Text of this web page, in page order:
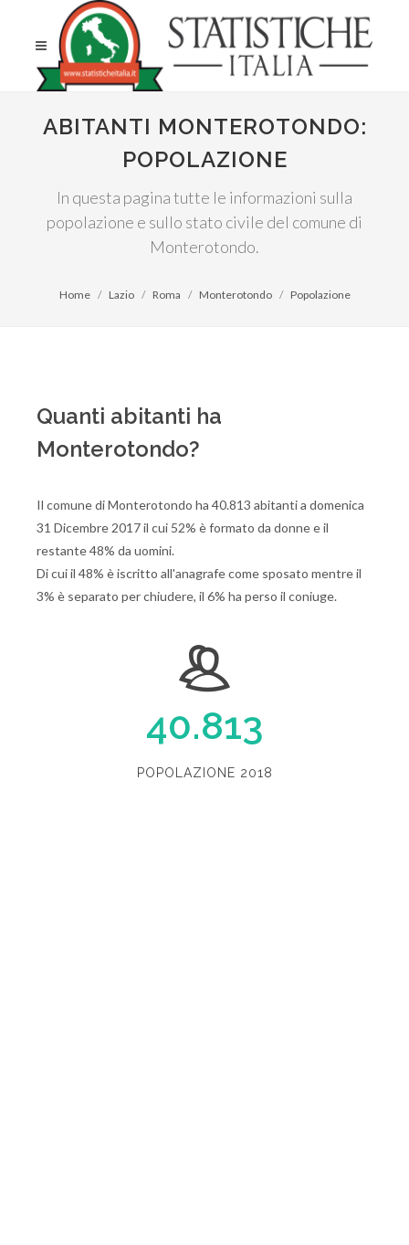
ABITANTI MONTEROTONDO:
POPOLAZIONE
In questa pagina tutte le informazioni sulla
popolazione e sullo stato civile del comune di
Monterotondo.
Home Lazio Roma Monterotondo Popolazione
Quanti abitanti ha
Monterotondo?
Il comune di Monterotondo ha 40.813 abitanti a domenica
31 Dicembre 2017 il cui 52% è formato da donne e il
restante 48% da uomini.
Di cui il 48% è iscritto all'anagrafe come sposato mentre il
3% è separato per chiudere, il 6% ha perso il coniuge.
40.813
POPOLAZIONE 2018